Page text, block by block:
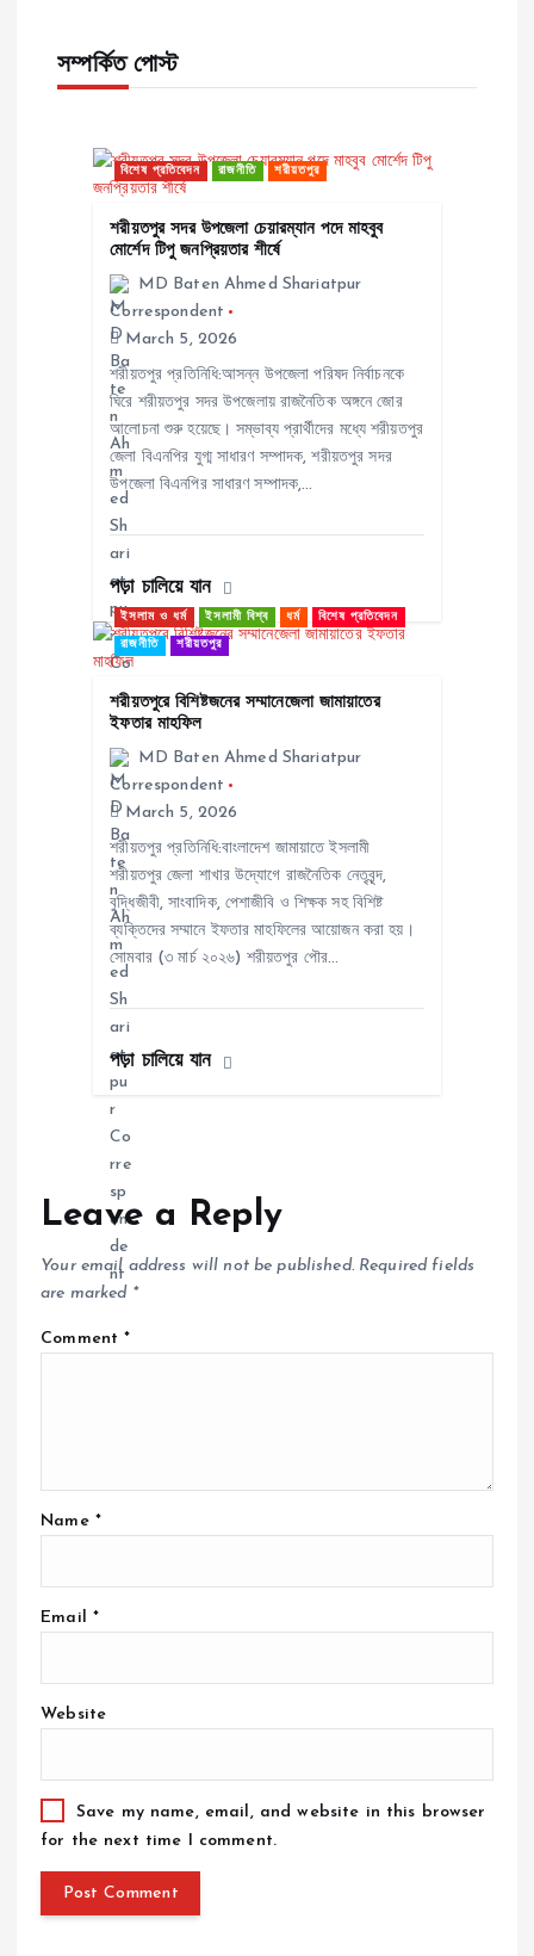
a
সম্পর্কিত পোস্ট
বিশেষ প্রতিবেদন রাজনীতি শরীয়তপুর
শরীয়তপুর সদর উপজেলা চেয়ারম্যান পদে মাহবুব
মোর্শেদ টিপু জনপ্রিয়তার শীর্ষে
MD Baten Ahmed Shariatpur
Correspondent
March 5, 2026
শরীয়তপুর প্রতিনিধি:আসন্ন উপজেলা পরিষদ নির্বাচনকে
ঘিরে শরীয়তপুর সদর উপজেলায় রাজনৈতিক অঙ্গনে জোর
আলোচনা শুরু হয়েছে। সম্ভাব্য প্রার্থীদের মধ্যে শরীয়তপুর
জেলা বিএনপির যুগ্ম সাধারণ সম্পাদক, শরীয়তপুর সদর
উপজেলা বিএনপির সাধারণ সম্পাদক,…
পড়া চালিয়ে যান
ইসলাম ও ধর্ম ইসলামী বিশ্ব ধর্ম বিশেষ প্রতিবেদন
রাজনীতি শরীয়তপুর
শরীয়তপুরে বিশিষ্টজনের সম্মানেজেলা জামায়াতের
ইফতার মাহফিল
MD Baten Ahmed Shariatpur
Correspondent
March 5, 2026
শরীয়তপুর প্রতিনিধি:বাংলাদেশ জামায়াতে ইসলামী
শরীয়তপুর জেলা শাখার উদ্যোগে রাজনৈতিক নেতৃবৃন্দ,
বুদ্ধিজীবী, সাংবাদিক, পেশাজীবি ও শিক্ষক সহ বিশিষ্ট
ব্যক্তিদের সম্মানে ইফতার মাহফিলের আয়োজন করা হয়।
সোমবার (৩ মার্চ ২০২৬) শরীয়তপুর পৌর…
পড়া চালিয়ে যান
Leave a Reply
Your email address will not be published. Required fields
are marked *
Comment*
Name *
Email *
Website
Save my name, email, and website in this browser
for the next time I comment.